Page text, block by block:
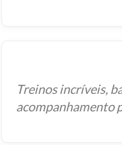
Treinos incríveis,
acompanhamento